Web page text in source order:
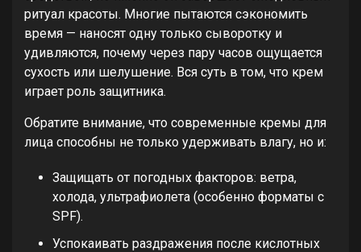
ритуал красоты. Многие пытаются сэкономить
время — наносят одну только сыворотку и
удивляются, почему через пару часов ощущается
сухость или шелушение. Вся суть в том, что крем
играет роль защитника.
Обратите внимание, что современные кремы для
лица способны не только удерживать влагу, но и:
Защищать от погодных факторов: ветра,
холода, ультрафиолета (особенно форматы с
SPF).
Успокаивать раздражения после кислотных